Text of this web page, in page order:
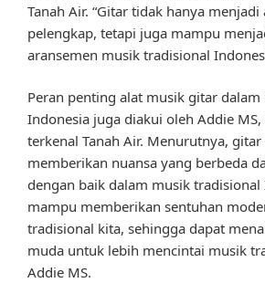
Tanah Air. “Gitar tidak hanya
pelengkap, tetapi juga mampu
aransemen musik tradisional
Peran penting alat musik gitar
Indonesia juga diakui oleh Addie
terkenal Tanah Air. Menurutnya,
memberikan nuansa yang berbeda
dengan baik dalam musik tradisional
mampu memberikan sentuhan
tradisional kita, sehingga dapat
muda untuk lebih mencintai musik
Addie MS.